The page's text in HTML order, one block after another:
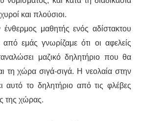
και πλούσιοι.
μαθητής ενός αδίστακτου
από εμάς γνωρίζαμε ότι οι αφελείς
μαζικό δηλητήριο που θα
τη χώρα σιγά-σιγά. Η νεολαία στην
αυτό το δηλητήριο από τις φλέβες
της χώρας.